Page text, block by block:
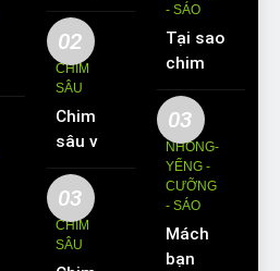
02
CHIM
SÂU
Chim
sâu và
những
thông
tin cơ
bản về
loài
03
CHIM
SÂU
- SÁO
Tại sao
chim
Sáo lại
được
yêu
thích
nuôi
làm thú
cưng?
03
NHỒNG-
YỂNG -
CƯỠNG
- SÁO
Mách
bạn